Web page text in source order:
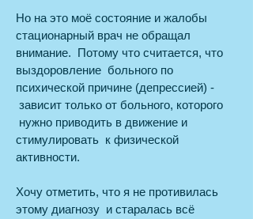
Но на это моё состояние и жалобы
стационарный врач не обращал
внимание. Потому что считается, что
выздоровление больного по
психической причине (депрессией) -
зависит только от больного, которого
нужно приводить в движение и
стимулировать к физической
активности.
Хочу отметить, что я не противилась
этому диагнозу и старалась всё